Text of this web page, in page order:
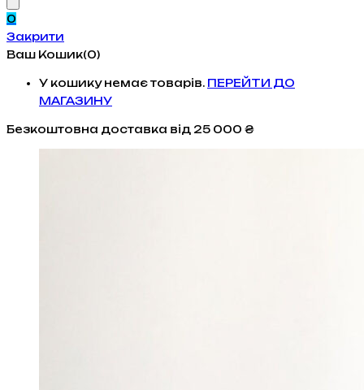
0
Закрити
Ваш Кошик(0)
У кошику немає товарів. ПЕРЕЙТИ ДО
МАГАЗИНУ
Безкоштовна доставка від 25 000 ₴